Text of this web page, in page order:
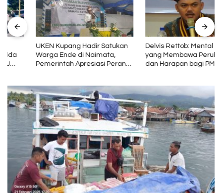
UKEN Kupang Hadir Satukan
Warga Ende di Naimata,
Pemerintah Apresiasi Peran
Delvis Rettob: Mental Baja
yang Membawa Perubahan
dan Harapan bagi PMKRI